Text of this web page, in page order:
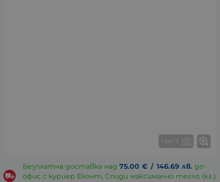
1 от 3
Безплатна доставка над 75.00 € / 146.69 лв. до
офис с куриер Еконт, Спиди максимално тегло (кг.)